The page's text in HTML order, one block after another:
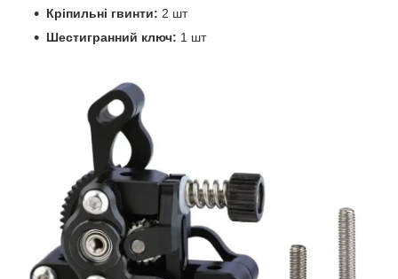
Кріпильні гвинти: 2 шт
Шестигранний ключ: 1 шт